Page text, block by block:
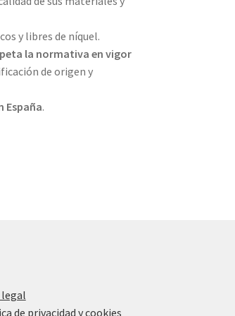
y libres de níquel.
la normativa en vigor
de origen y
España.
legal
de privacidad y cookies